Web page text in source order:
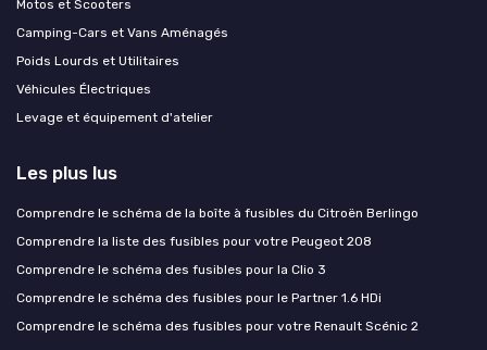
Motos et Scooters
Camping-Cars et Vans Aménagés
Poids Lourds et Utilitaires
Véhicules Électriques
Levage et équipement d'atelier
Les plus lus
Comprendre le schéma de la boîte à fusibles du Citroën Berlingo
Comprendre la liste des fusibles pour votre Peugeot 208
Comprendre le schéma des fusibles pour la Clio 3
Comprendre le schéma des fusibles pour le Partner 1.6 HDi
Comprendre le schéma des fusibles pour votre Renault Scénic 2